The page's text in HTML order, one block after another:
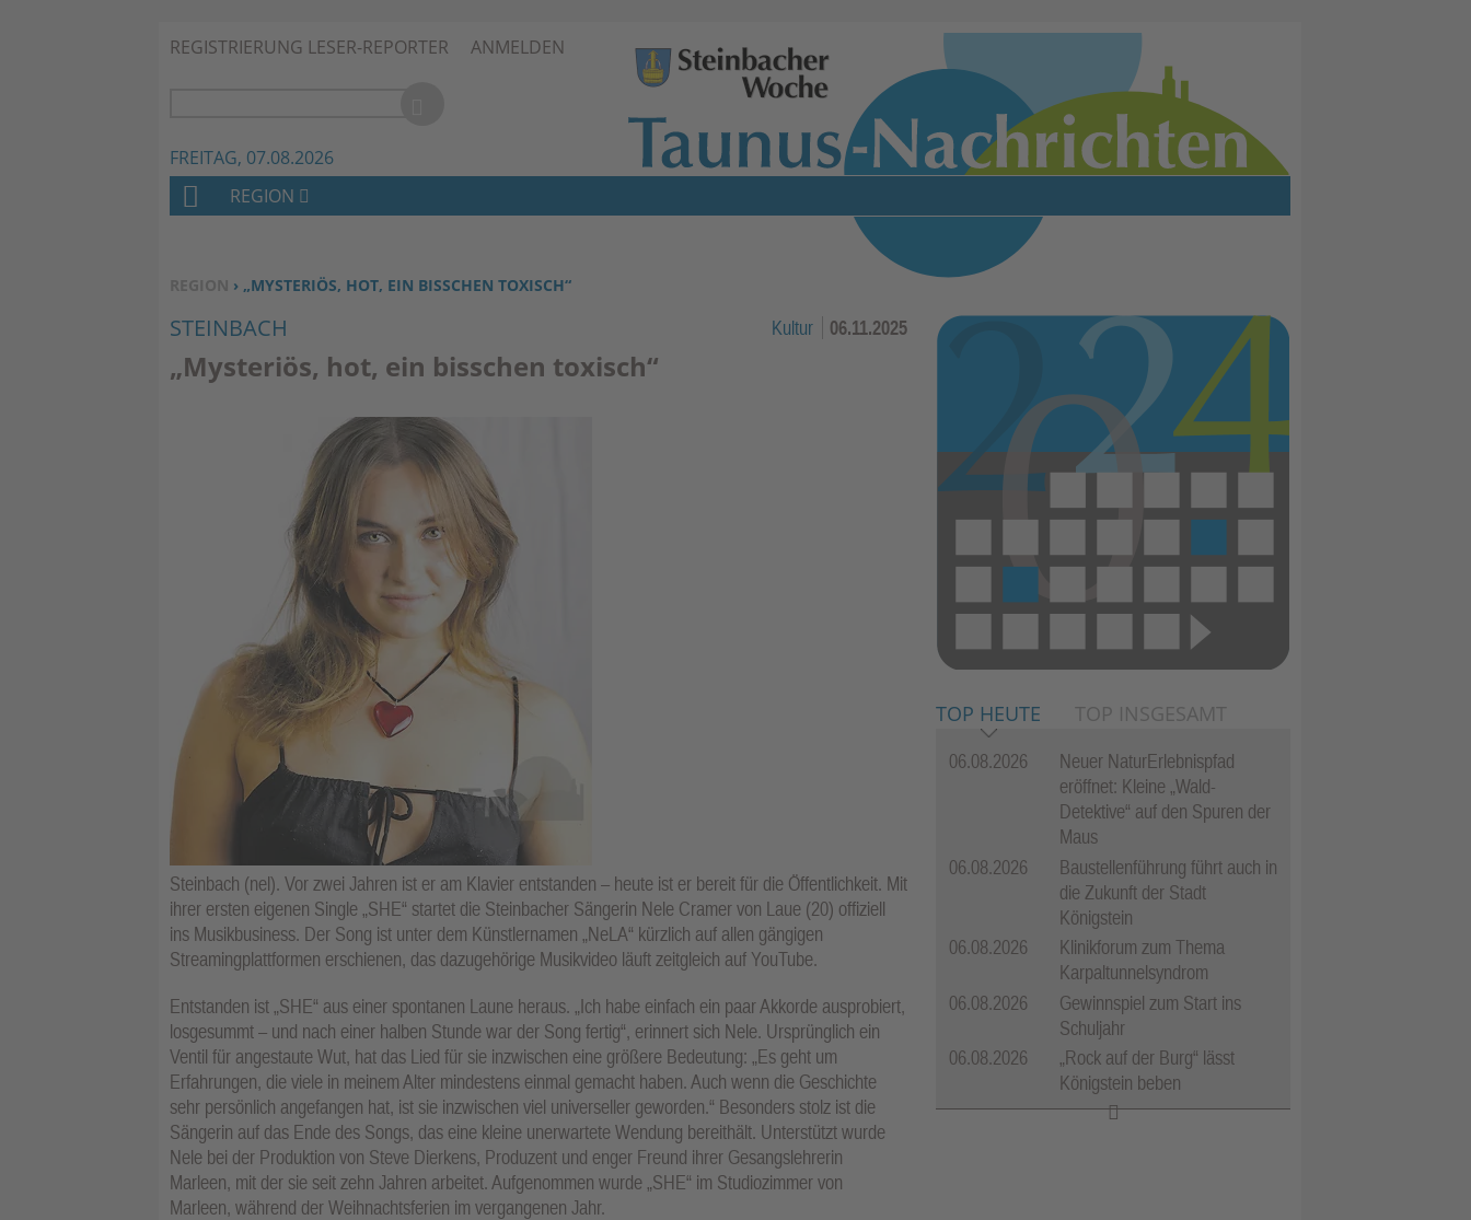
Zum Inhalt springen ↓
REGISTRIERUNG LESER-REPORTER ANMELDEN
FREITAG, 07.08.2026
SIE BEFINDEN SICH HIER:
REGION › „MYSTERIÖS, HOT, EIN BISSCHEN TOXISCH“
STEINBACH Kultur 06.11.2025
„Mysteriös, hot, ein bisschen toxisch“
Steinbach (nel). Vor zwei Jahren ist er am Klavier entstanden – heute ist er bereit für die Öffentlichkeit. Mit
ihrer ersten eigenen Single „SHE“ startet die Steinbacher Sängerin Nele Cramer von Laue (20) offiziell
ins Musikbusiness. Der Song ist unter dem Künstlernamen „NeLA“ kürzlich auf allen gängigen
Streamingplattformen erschienen, das dazugehörige Musikvideo läuft zeitgleich auf YouTube.
Entstanden ist „SHE“ aus einer spontanen Laune heraus. „Ich habe einfach ein paar Akkorde ausprobiert,
losgesummt – und nach einer halben Stunde war der Song fertig“, erinnert sich Nele. Ursprünglich ein
Ventil für angestaute Wut, hat das Lied für sie inzwischen eine größere Bedeutung: „Es geht um
Erfahrungen, die viele in meinem Alter mindestens einmal gemacht haben. Auch wenn die Geschichte
sehr persönlich angefangen hat, ist sie inzwischen viel universeller geworden.“ Besonders stolz ist die
Sängerin auf das Ende des Songs, das eine kleine unerwartete Wendung bereithält. Unterstützt wurde
Nele bei der Produktion von Steve Dierkens, Produzent und enger Freund ihrer Gesangslehrerin
Marleen, mit der sie seit zehn Jahren arbeitet. Aufgenommen wurde „SHE“ im Studiozimmer von
Marleen, während der Weihnachtsferien im vergangenen Jahr.
TOP HEUTE TOP INSGESAMT
06.08.2026
Neuer NaturErlebnispfad
eröffnet: Kleine „Wald-
Detektive“ auf den Spuren der
Maus
06.08.2026
Baustellenführung führt auch in
die Zukunft der Stadt
Königstein
06.08.2026
Klinikforum zum Thema
Karpaltunnelsyndrom
06.08.2026
Gewinnspiel zum Start ins
Schuljahr
06.08.2026
„Rock auf der Burg“ lässt
Königstein beben
H
M
E
REGION